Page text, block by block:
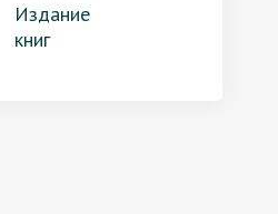
Издание
книг